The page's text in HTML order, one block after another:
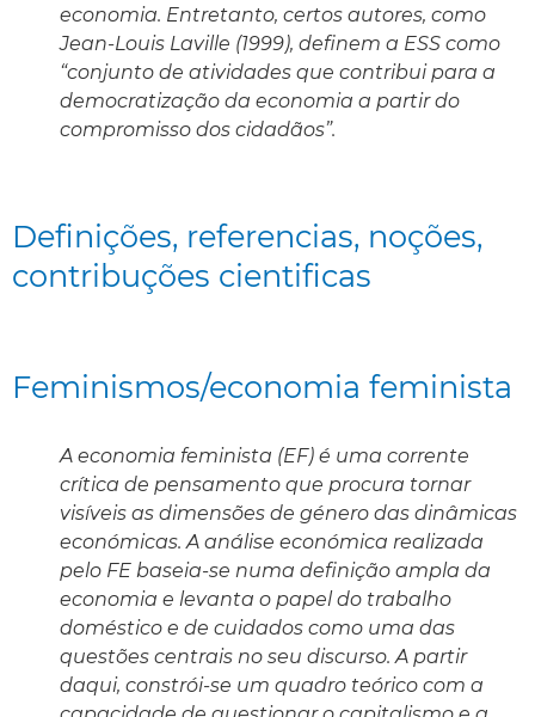
economia. Entretanto, certos autores, como
Jean-Louis Laville (1999), definem a ESS como
“conjunto de atividades que contribui para a
democratização da economia a partir do
compromisso dos cidadãos”.
Definições, referencias, noções,
contribuções cientificas
Feminismos/economia feminista
A economia feminista (EF) é uma corrente
crítica de pensamento que procura tornar
visíveis as dimensões de género das dinâmicas
económicas. A análise económica realizada
pelo FE baseia-se numa definição ampla da
economia e levanta o papel do trabalho
doméstico e de cuidados como uma das
questões centrais no seu discurso. A partir
daqui, constrói-se um quadro teórico com a